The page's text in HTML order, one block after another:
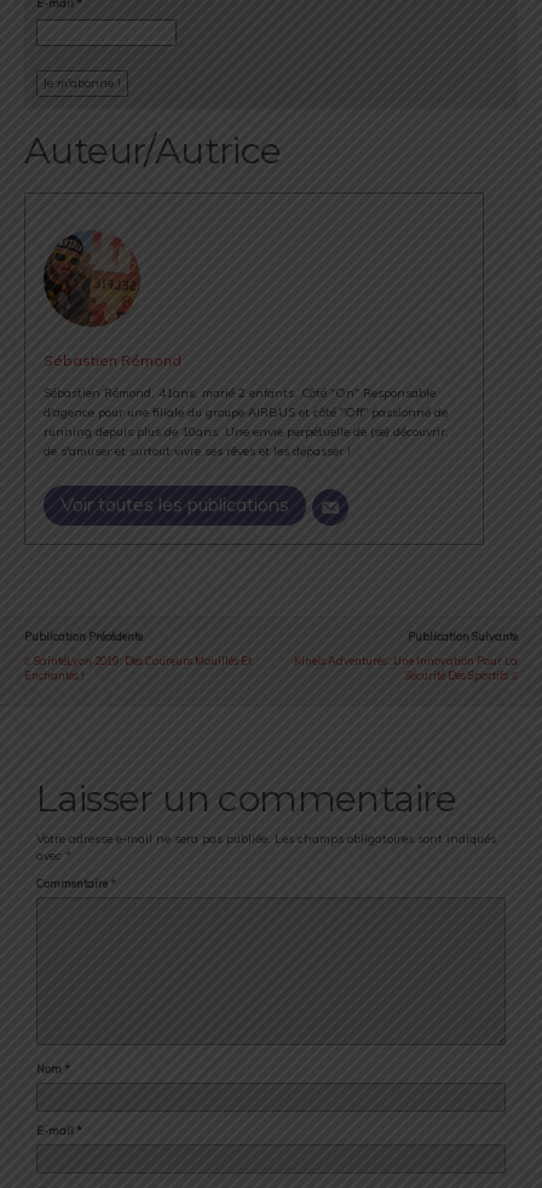
E-mail *
Auteur/Autrice
Sébastien Rémond
Sébastien Rémond, 41ans, marié 2 enfants. Côté "On" Responsable
d'agence pour une filiale du groupe AIRBUS et côté "Off" passionné de
running depuis plus de 10ans. Une envie perpétuelle de (se) découvrir,
de s'amuser et surtout vivre ses rêves et les dépasser !
Voir toutes les publications
Publication Précédente
SaintéLyon 2019 : Des Coureurs Mouillés Et
Enchantés !
Publication Suivante
Kineis Adventures : Une Innovation Pour La
Sécurité Des Sportifs
Laisser un commentaire
Votre adresse e-mail ne sera pas publiée. Les champs obligatoires sont indiqués
avec *
Commentaire *
Nom *
E-mail *